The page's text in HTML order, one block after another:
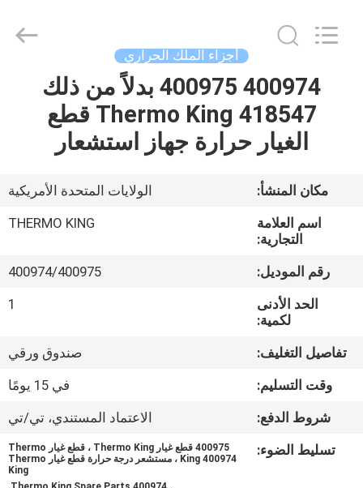
المنزل
المنتجات
حولنا
المصنع
مراقبة
الجودة
اتصل
INDUSTRY
أجزاء الملك الحراري
400974 400975 بدلاً من ذلك
418547 Thermo King قطع
الغيار حرارة جهاز استشعار
مكان المنشأ:
الولايات المتحدة الأمريكية
اسم العلامة
التجارية:
THERMO KING
رقم الموديل:
400974/400975
الحد الأدنى
لكمية:
1
تفاصيل التغليف:
صندوق ورقي
وقت التسليم:
في 15 يومًا
شروط الدفع:
الاعتماد المستندي، تي/تي
تسليط الضوء:
400975 قطع غيار Thermo King ، قطع غيار Thermo
King 400974 ، مستشعر درجة حرارة قطع غيار Thermo
King